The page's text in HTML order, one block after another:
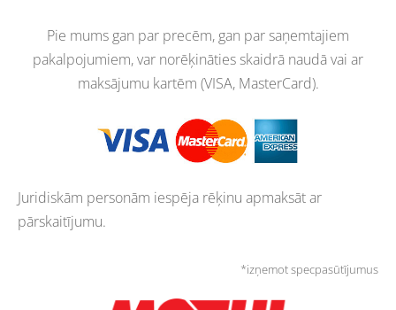
Pie mums gan par precēm, gan par saņemtajiem
pakalpojumiem, var norēķināties skaidrā naudā vai ar
maksājumu kartēm (VISA, MasterCard).
Juridiskām personām iespēja rēķinu apmaksāt ar
pārskaitījumu.
*izņemot specpasūtījumus